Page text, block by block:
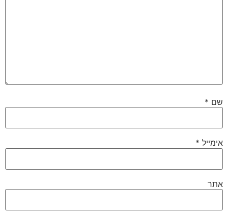
שם *
אימייל *
אתר